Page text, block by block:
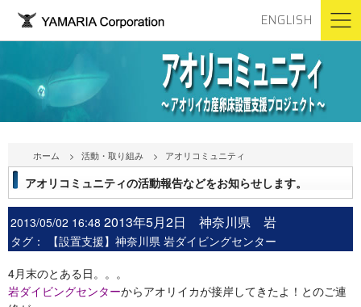
ENGLISH
ホーム 活動・取り組み アオリコミュニティ
アオリコミュニティの活動報告などをお知らせします。
2013/05/02 16:48 2013年5月2日 神奈川県 岩
タグ：
【設置支援】神奈川県 岩ダイビングセンター
4月末のとある日。。。
岩ダイビングセンターからアオリイカが接岸してきたよ！とのご連